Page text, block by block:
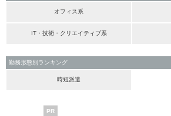
オフィス系
IT・技術・クリエイティブ系
勤務形態別ランキング
時短派遣
PR